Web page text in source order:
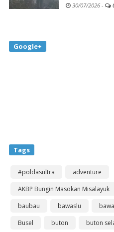
30/07/2026 -
Google+
Tags
#poldasultra
adventure
AKBP Bungin Masokan Misalayuk
baubau
bawaslu
Busel
buton buton